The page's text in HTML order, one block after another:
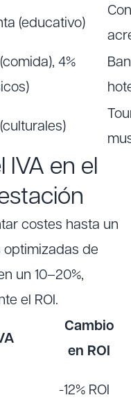
(educativo)
4%
(culturales)
IVA en el
costes hasta un
optimizadas de
un 10–20%,
el ROI.
Cambio
en ROI
-12% ROI